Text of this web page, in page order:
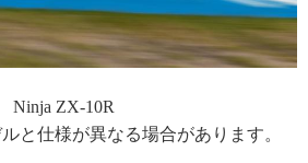
Ninja ZX-10R
と仕様が異なる場合があります。